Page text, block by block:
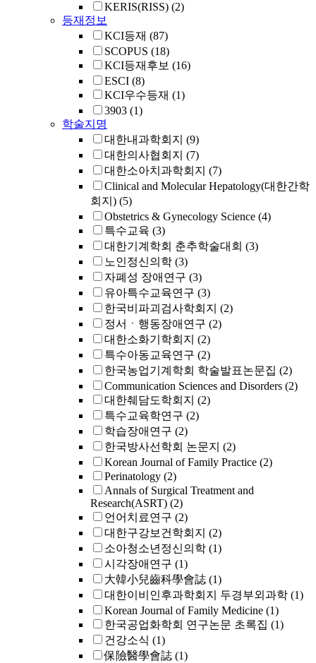
KERIS(RISS) (2)
등재정보
KCI등재 (87)
SCOPUS (18)
KCI등재후보 (16)
ESCI (8)
KCI우수등재 (1)
3903 (1)
학술지명
대한내과학회지 (9)
대한의사협회지 (7)
대한소아치과학회지 (7)
Clinical and Molecular Hepatology(대한간학
회지) (5)
Obstetrics & Gynecology Science (4)
특수교육 (3)
대한기계학회 춘추학술대회 (3)
노인정신의학 (3)
자폐성 장애연구 (3)
유아특수교육연구 (3)
한국비파괴검사학회지 (2)
정서ㆍ행동장애연구 (2)
대한소화기학회지 (2)
특수아동교육연구 (2)
한국농업기계학회 학술발표논문집 (2)
Communication Sciences and Disorders (2)
대한췌담도학회지 (2)
특수교육학연구 (2)
학습장애연구 (2)
한국방사선학회 논문지 (2)
Korean Journal of Family Practice (2)
Perinatology (2)
Annals of Surgical Treatment and
Research(ASRT) (2)
언어치료연구 (2)
대한구강보건학회지 (2)
소아청소년정신의학 (1)
시각장애연구 (1)
大韓小兒齒科學會誌 (1)
대한이비인후과학회지 두경부외과학 (1)
Korean Journal of Family Medicine (1)
한국공업화학회 연구논문 초록집 (1)
건강소식 (1)
保險醫學會誌 (1)